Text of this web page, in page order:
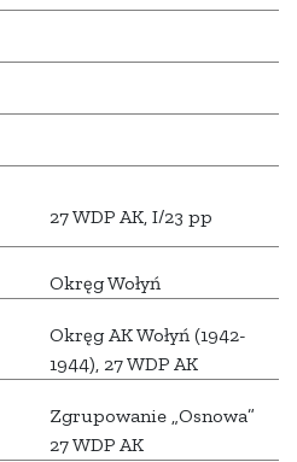
27 WDP AK, I/23 pp
Okręg Wołyń
Okręg AK Wołyń (1942-
1944), 27 WDP AK
Zgrupowanie „Osnowa”
27 WDP AK